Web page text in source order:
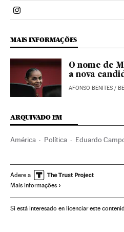
Politica El País Brasil en
MAIS INFORMAÇÕES
O nome de
a nova
AFONSO BENITES /
ARQUIVADO EM
América Política Eduardo
América do Sul América Latina
Adere a
Mais informações
Si está interesado en licenciar este